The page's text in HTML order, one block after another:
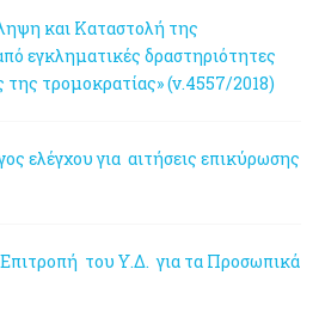
και Καταστολή της
εγκληματικές δραστηριότητες
τρομοκρατίας» (ν.4557/2018)
ελέγχου για αιτήσεις επικύρωσης
του Υ.Δ. για τα Προσωπικά